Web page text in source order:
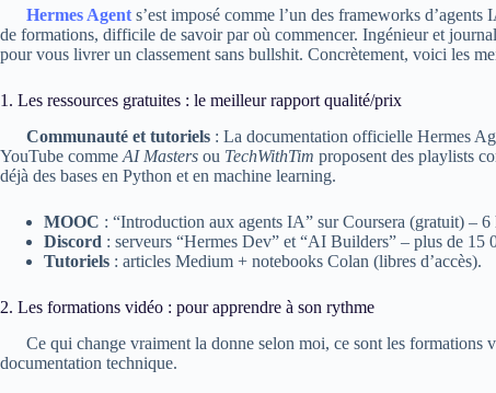
Hermes Agent s’est imposé comme l’un des frameworks d’agents
de formations, difficile de savoir par où commencer. Ingénieur et
pour vous livrer un classement sans bullshit. Concrètement, voici les
1. Les ressources gratuites : le meilleur rapport qualité/prix
Communauté et tutoriels : La documentation officielle Hermes
YouTube comme AI Masters ou TechWithTim proposent des playlists
déjà des bases en Python et en machine learning.
MOOC : “Introduction aux agents IA” sur Coursera (gratuit) – 6
Discord : serveurs “Hermes Dev” et “AI Builders” – plus de 15
Tutoriels : articles Medium + notebooks Colan (libres d’accès).
2. Les formations vidéo : pour apprendre à son rythme
Ce qui change vraiment la donne selon moi, ce sont les formations
documentation technique.